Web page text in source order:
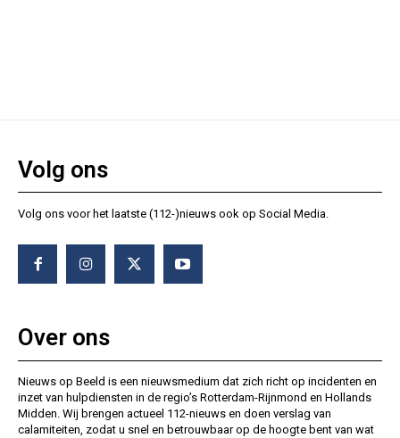
Volg ons
Volg ons voor het laatste (112-)nieuws ook op Social Media.
Over ons
Nieuws op Beeld is een nieuwsmedium dat zich richt op incidenten en
inzet van hulpdiensten in de regio’s Rotterdam-Rijnmond en Hollands
Midden. Wij brengen actueel 112-nieuws en doen verslag van
calamiteiten, zodat u snel en betrouwbaar op de hoogte bent van wat